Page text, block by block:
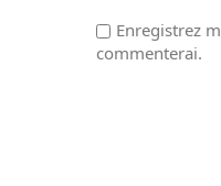
Enregistrez
commenterai.